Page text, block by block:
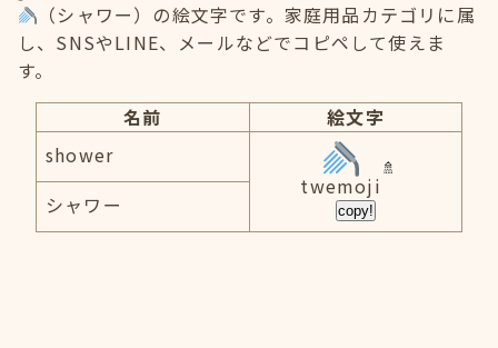
（シャワー）の絵文字です。家庭用品カテゴリに属
し、SNSやLINE、メールなどでコピペして使えま
す。
名前
絵文字
shower
twemoji
copy!
シャワー